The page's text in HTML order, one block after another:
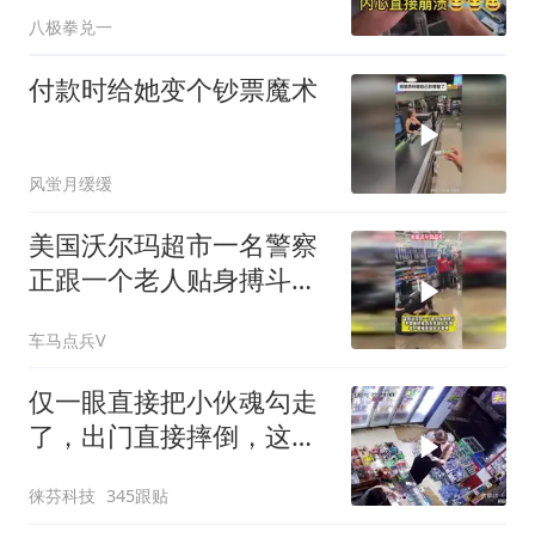
八极拳兑一
付款时给她变个钞票魔术
风蛍月缓缓
美国沃尔玛超市一名警察
正跟一个老人贴身搏斗，
车马点兵V
仅一眼直接把小伙魂勾走
了，出门直接摔倒，这谁
徕芬科技 345跟贴